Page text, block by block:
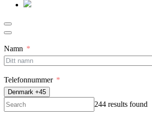
Namn
Telefonnummer
Denmark +45
244 results found